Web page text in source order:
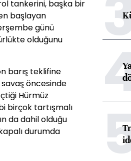
tankerini, başka bir
başlayan
günü
olduğunu
barış teklifine
öncesinde
Hürmüz
birçok tartışmalı
da dahil olduğu
durumda